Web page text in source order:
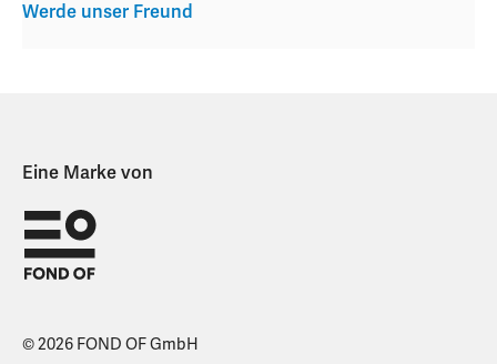
Werde unser Freund
Eine Marke von
© 2026 FOND OF GmbH